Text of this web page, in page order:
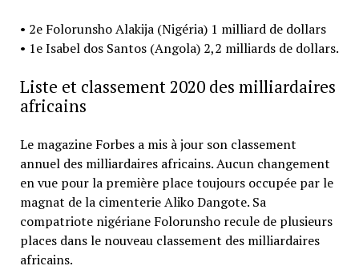
• 2e Folorunsho Alakija (Nigéria) 1 milliard de dollars
• 1e Isabel dos Santos (Angola) 2,2 milliards de dollars.
Liste et classement 2020 des milliardaires
africains
Le magazine Forbes a mis à jour son classement
annuel des milliardaires africains. Aucun changement
en vue pour la première place toujours occupée par le
magnat de la cimenterie Aliko Dangote. Sa
compatriote nigériane Folorunsho recule de plusieurs
places dans le nouveau classement des milliardaires
africains.